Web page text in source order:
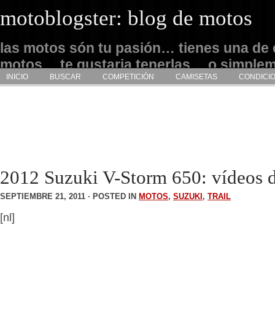
motoblogster: blog de motos
las motos són tu pasión… tienes una de
motos… te gustaria tenerlas… o
admirarlas… este es tu sitio
INICIO BUSCAR COMPETICIÓN CAMISETAS
2012 Suzuki V-Storm 650: vídeos
SEPTIEMBRE 21, 2011 · POSTED IN MOTOS, SUZUKI , TRAIL
[nl]